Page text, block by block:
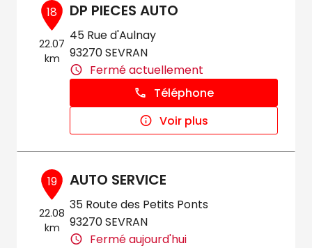
18
22.07
km
DP PIECES AUTO
45 Rue d'Aulnay
93270 SEVRAN
Fermé actuellement
Téléphone
Voir plus
19
22.08
km
AUTO SERVICE
35 Route des Petits Ponts
93270 SEVRAN
Fermé aujourd'hui